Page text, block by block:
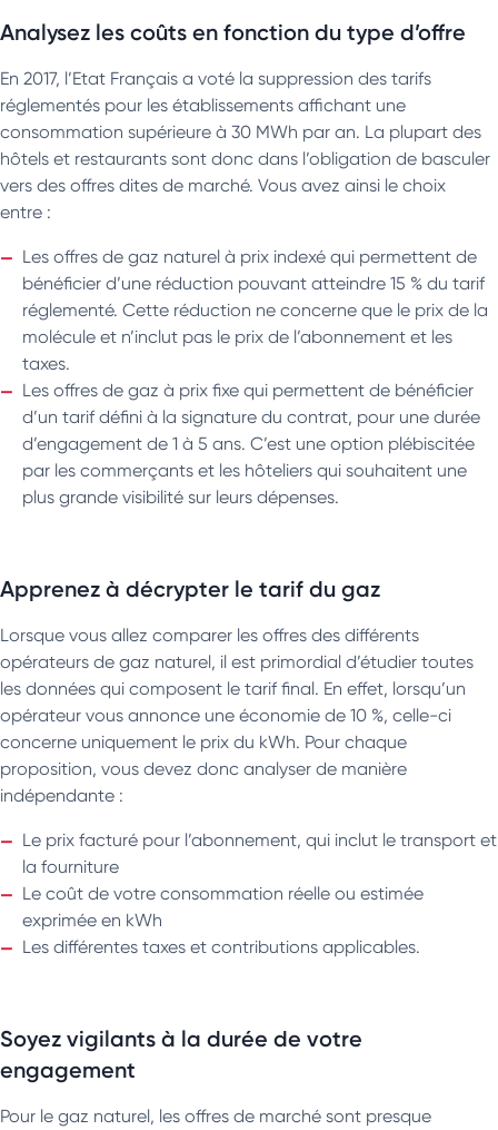
Analysez les coûts en fonction du type d’offre
En 2017, l’Etat Français a voté la suppression des tarifs
réglementés pour les établissements affichant une
consommation supérieure à 30 MWh par an. La plupart des
hôtels et restaurants sont donc dans l’obligation de basculer
vers des offres dites de marché. Vous avez ainsi le choix
entre :
Les offres de gaz naturel à prix indexé qui permettent de
bénéficier d’une réduction pouvant atteindre 15 % du tarif
réglementé. Cette réduction ne concerne que le prix de la
molécule et n’inclut pas le prix de l’abonnement et les
taxes.
Les offres de gaz à prix fixe qui permettent de bénéficier
d’un tarif défini à la signature du contrat, pour une durée
d’engagement de 1 à 5 ans. C’est une option plébiscitée
par les commerçants et les hôteliers qui souhaitent une
plus grande visibilité sur leurs dépenses.
Apprenez à décrypter le tarif du gaz
Lorsque vous allez comparer les offres des différents
opérateurs de gaz naturel, il est primordial d’étudier toutes
les données qui composent le tarif final. En effet, lorsqu’un
opérateur vous annonce une économie de 10 %, celle-ci
concerne uniquement le prix du kWh. Pour chaque
proposition, vous devez donc analyser de manière
indépendante :
Le prix facturé pour l’abonnement, qui inclut le transport et
la fourniture
Le coût de votre consommation réelle ou estimée
exprimée en kWh
Les différentes taxes et contributions applicables.
Soyez vigilants à la durée de votre
engagement
Pour le gaz naturel, les offres de marché sont presque